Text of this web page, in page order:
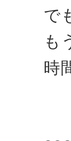
で
も
時